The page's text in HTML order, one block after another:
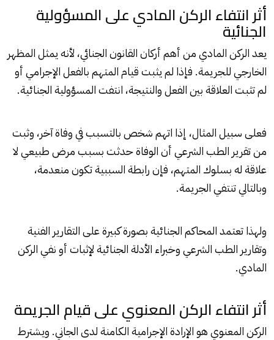
أثر انتفاء الركن المادي على المسؤولية
الجنائية
يعد الركن المادي من أهم أركان القانون الجنائي، لأنه يمثل المظهر
الخارجي للجريمة. فإذا لم يثبت قيام المتهم بالفعل الإجرامي أو
لم تثبت العلاقة بين الفعل والنتيجة، انتفت المسؤولية الجنائية.
فعلى سبيل المثال، إذا اتهم شخص بالتسبب في وفاة آخر، وثبت
من تقرير الطب الشرعي أن الوفاة حدثت بسبب مرض طبيعي لا
علاقة له بسلوك المتهم، فإن رابطة السببية تكون منعدمة،
وبالتالي تنتفي الجريمة.
ولهذا تعتمد المحاكم الجنائية بصورة كبيرة على التقارير الفنية
وتقارير الطب الشرعي وخبراء الأدلة الجنائية لإثبات أو نفي الركن
المادي.
أثر انتفاء الركن المعنوي على قيام الجريمة
الركن المعنوي هو الإرادة الإجرامية الكامنة لدى الجاني. ويشترط